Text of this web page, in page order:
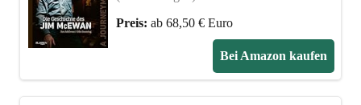
Preis: ab 68,50 € Euro
Bei Amazon kaufen